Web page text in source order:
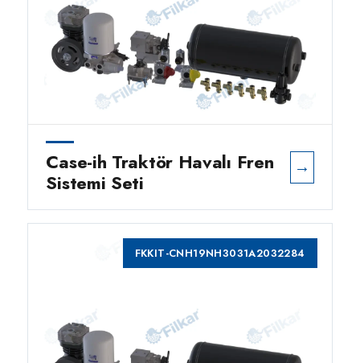
Case-ih Traktör Havalı Fren
Sistemi Seti
→
FKKIT-CNH19NH3031A2032284